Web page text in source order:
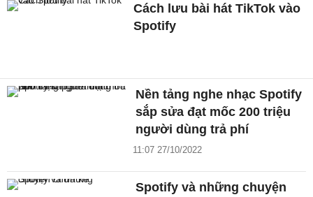
Cách lưu bài hát TikTok vào
Spotify
Nền tảng nghe nhạc Spotify
sắp sửa đạt mốc 200 triệu
người dùng trả phí
11:07 27/10/2022
Spotify và những chuyện